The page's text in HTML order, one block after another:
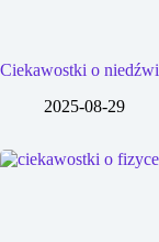
Ciekawostki o
2025-08-29